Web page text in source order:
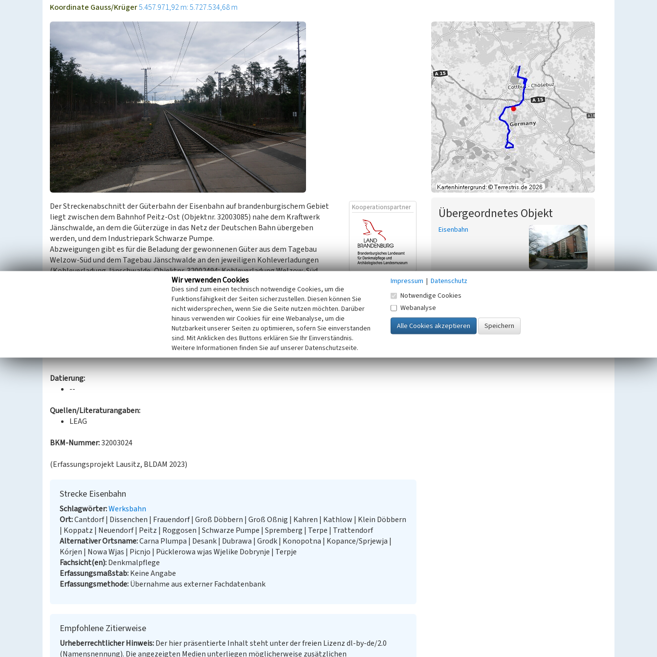
Koordinate Gauss/Krüger5.457.971,92 m: 5.727.534,68 m
Kooperationspartner
Der Streckenabschnitt der Güterbahn der Eisenbahn auf brandenburgischem Gebiet
liegt zwischen dem Bahnhof Peitz-Ost (Objektnr. 32003085) nahe dem Kraftwerk
Jänschwalde, an dem die Güterzüge in das Netz der Deutschen Bahn übergeben
werden, und dem Industriepark Schwarze Pumpe.
Abzweigungen gibt es für die Beladung der gewonnenen Güter aus dem Tagebau
Welzow-Süd und dem Tagebau Jänschwalde an den jeweiligen Kohleverladungen
(Kohleverladung Jänschwalde, Objektnr. 32002494; Kohleverladung Welzow-Süd,
Objektnr. 32000472). Auf sächsischem Gebiet wird die Strecke bis zum Kraftwerk
Die Strecke ist in einigen Abschnitten ein-, in anderen zwei- und wieder anderen mehrgleisig ausgebaut.
Vermutlich wurde sie im Zusammenhang mit der Errichtung des Kraftwerks Jänschwalde und des Aufschlusses
des Tagebaus Jänschwalde angelegt. Dabei ist zu bemerken, dass Umbauten aufgrund von Änderungen im
Betriebsverlauf und Stilllegungen oder Umverlegungen von Produktionsstätten in Laufe der Zeit möglich sind
und nicht alle zum Zeitpunkt der Erfassung bestehende Weichen und Abzweigungen erfasst wurden.
Datierung:
--
Quellen/Literaturangaben:
LEAG
BKM-Nummer:32003024
(Erfassungsprojekt Lausitz, BLDAM 2023)
Strecke Eisenbahn
Schlagwörter Werksbahn
Ort Cantdorf | Dissenchen | Frauendorf | Groß Döbbern | Groß Oßnig | Kahren | Kathlow | Klein Döbbern
| Koppatz | Neuendorf | Peitz | Roggosen | Schwarze Pumpe | Spremberg | Terpe | Trattendorf
Alternativer Ortsname Carna Plumpa | Desank | Dubrawa | Grodk | Konopotna | Kopance/Sprjewja |
Kórjen | Nowa Wjas | Picnjo | Pücklerowa wjas Wjelike Dobrynje | Terpje
Fachsicht(en) Denkmalpflege
Erfassungsmaßstab Keine Angabe
Erfassungsmethode Übernahme aus externer Fachdatenbank
Empfohlene Zitierweise
Urheberrechtlicher Hinweis Der hier präsentierte Inhalt steht unter der freien Lizenz dl-by-de/2.0
(Namensnennung). Die angezeigten Medien unterliegen möglicherweise zusätzlichen
Übergeordnetes Objekt
Eisenbahn
Wir verwenden Cookies
Dies sind zum einen technisch notwendige Cookies, um die
Funktionsfähigkeit der Seiten sicherzustellen. Diesen können Sie
nicht widersprechen, wenn Sie die Seite nutzen möchten. Darüber
hinaus verwenden wir Cookies für eine Webanalyse, um die
Nutzbarkeit unserer Seiten zu optimieren, sofern Sie einverstanden
sind. Mit Anklicken des Buttons erklären Sie Ihr Einverständnis.
Weitere Informationen finden Sie auf unserer Datenschutzseite.
Impressum | Datenschutz
Notwendige Cookies
Webanalyse